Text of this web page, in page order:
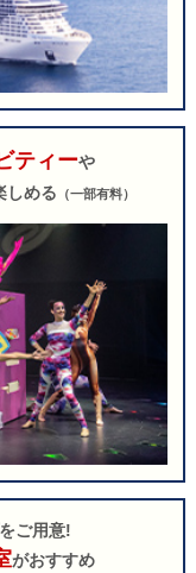
ティーや
しめる （一部有料）
ご用意!
がおすすめ